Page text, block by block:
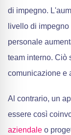
di impegno.
livello di
personale
team interno. Ciò
comunicazione e
Al contrario, un
essere così
aziendale o